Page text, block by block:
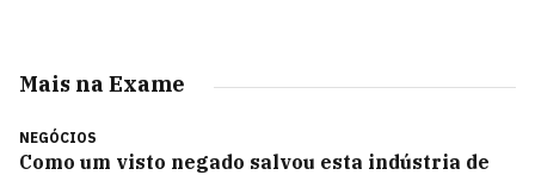
Mais na Exame
NEGÓCIOS
Como um visto negado salvou esta indústria de